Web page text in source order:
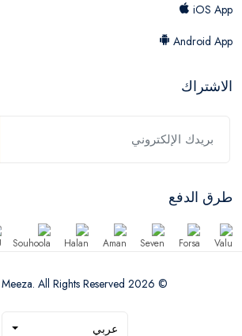
iOS App
Android App
الاشتراك
طرق الدفع
© 2026 Kza Meeza. All Rights Reserved
عربي